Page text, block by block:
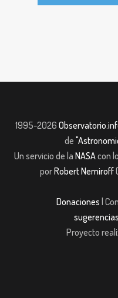
1995-2026
de
Un servicio de la NASAcon
porRobert Nemiroff(
Donaciones |
Proyecto